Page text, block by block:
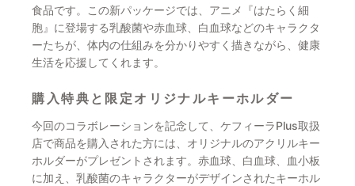
食品です。この新パッケージでは、アニメ『はたらく細
胞』に登場する乳酸菌や赤血球、白血球などのキャラクタ
ーたちが、体内の仕組みを分かりやすく描きながら、健康
生活を応援してくれます。
購入特典と限定オリジナルキーホルダー
今回のコラボレーションを記念して、ケフィーラPlus取扱
店で商品を購入された方には、オリジナルのアクリルキー
ホルダーがプレゼントされます。赤血球、白血球、血小板
に加え、乳酸菌のキャラクターがデザインされたキーホル